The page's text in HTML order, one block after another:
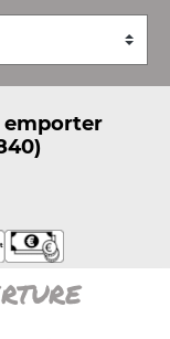
emporter